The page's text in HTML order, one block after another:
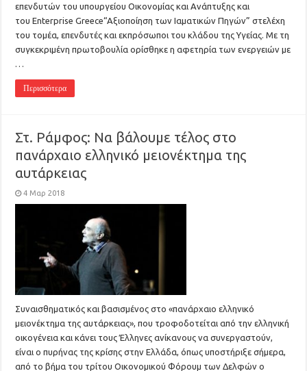
επενδυτών του υπουργείου Οικονομίας και Ανάπτυξης και
του Enterprise Greece“Αξιοποίηση των Ιαματικών Πηγών” στελέχη
του τομέα, επενδυτές και εκπρόσωποι του κλάδου της Υγείας. Με τη
συγκεκριμένη πρωτοβουλία ορίσθηκε η αφετηρία των ενεργειών με
…
Περισσότερα
Στ. Ράμφος: Να βάλουμε τέλος στο
πανάρχαιο ελληνικό μειονέκτημα της
αυτάρκειας
4 Μαρ 2018
Συναισθηματικός και βασισμένος στο «πανάρχαιο ελληνικό
μειονέκτημα της αυτάρκειας», που τροφοδοτείται από την ελληνική
οικογένεια και κάνει τους Έλληνες ανίκανους να συνεργαστούν,
είναι ο πυρήνας της κρίσης στην Ελλάδα, όπως υποστήριξε σήμερα,
από το βήμα του τρίτου Οικονομικού Φόρουμ των Δελφών ο